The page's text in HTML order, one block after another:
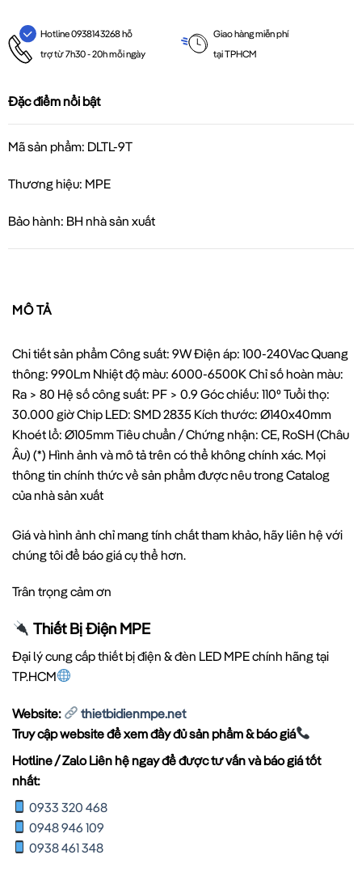
Hotline 0938143268 hỗ
trợ từ 7h30 - 20h mỗi ngày
Giao hàng miễn phí
tại TPHCM
Đặc điểm nổi bật
Mã sản phẩm: DLTL-9T
Thương hiệu: MPE
Bảo hành: BH nhà sản xuất
MÔ TẢ
Chi tiết sản phẩm Công suất: 9W Điện áp: 100-240Vac Quang
thông: 990Lm Nhiệt độ màu: 6000-6500K Chỉ số hoàn màu:
Ra > 80 Hệ số công suất: PF > 0.9 Góc chiếu: 110⁰ Tuổi thọ:
30.000 giờ Chip LED: SMD 2835 Kích thước: Ø140x40mm
Khoét lổ: Ø105mm Tiêu chuẩn / Chứng nhận: CE, RoSH (Châu
Âu) (*) Hình ảnh và mô tả trên có thể không chính xác. Mọi
thông tin chính thức về sản phẩm được nêu trong Catalog
của nhà sản xuất
Giá và hình ảnh chỉ mang tính chất tham khảo, hãy liên hệ với
chúng tôi để báo giá cụ thể hơn.
Trân trọng cảm ơn
Thiết Bị Điện MPE
Đại lý cung cấp thiết bị điện & đèn LED MPE chính hãng tại
TP.HCM
Website:
thietbidienmpe.net
Truy cập website để xem đầy đủ sản phẩm & báo giá
Hotline / Zalo Liên hệ ngay để được tư vấn và báo giá tốt
nhất:
0933 320 468
0948 946 109
0938 461 348